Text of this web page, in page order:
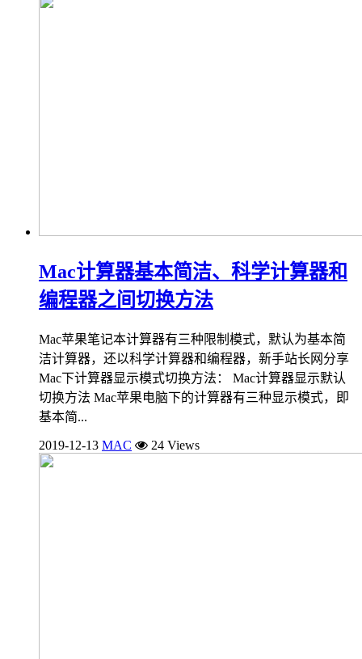
Mac计算器基本简洁、科学计算器和
编程器之间切换方法
Mac苹果笔记本计算器有三种限制模式，默认为基本简
洁计算器，还以科学计算器和编程器，新手站长网分享
Mac下计算器显示模式切换方法： Mac计算器显示默认
切换方法 Mac苹果电脑下的计算器有三种显示模式，即
基本简...
2019-12-13 MAC 24 Views